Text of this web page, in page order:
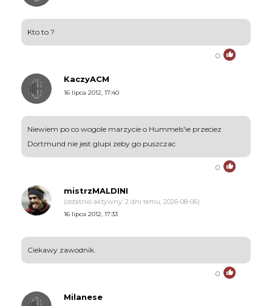
Kto to ?
0
KaczyACM
16 lipca 2012, 17:40
Niewiem po co wogole marzycie o Hummels'ie przeciez
Dortmund nie jest glupi zeby go puszczac
0
mistrzMALDINI
(ostatnio aktywny: 2 dni temu, 2026-08-06)
16 lipca 2012, 17:33
Ciekawy zawodnik.
0
Milanese